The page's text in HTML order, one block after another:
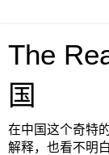
The
国
在中国这个奇特
解释，也看不明